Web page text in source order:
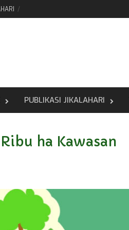
PUBLIKASI JIKALAHARI
ha Kawasan